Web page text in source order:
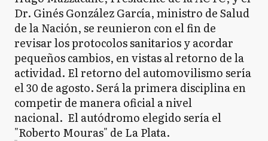
Dr. Ginés González García, ministro de Salud
de la Nación, se reunieron con el fin de
revisar los protocolos sanitarios y acordar
pequeños cambios, en vistas al retorno de la
actividad. El retorno del automovilismo sería
el 30 de agosto. Será la primera disciplina en
competir de manera oficial a nivel
nacional. El autódromo elegido sería el
"Roberto Mouras" de La Plata.